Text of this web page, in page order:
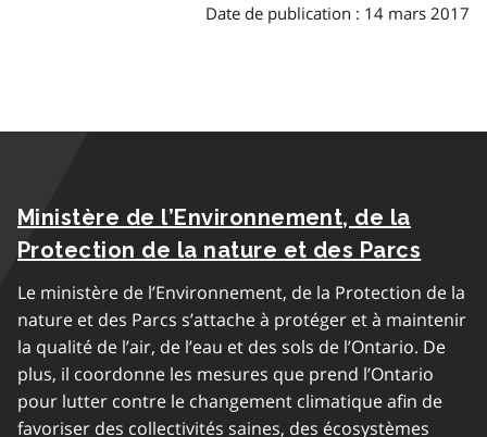
Date de publication : 14 mars 2017
Ministère de l’Environnement, de la
Protection de la nature et des Parcs
Le ministère de l’Environnement, de la Protection de la
nature et des Parcs s’attache à protéger et à maintenir
la qualité de l’air, de l’eau et des sols de l’Ontario. De
plus, il coordonne les mesures que prend l’Ontario
pour lutter contre le changement climatique afin de
favoriser des collectivités saines, des écosystèmes